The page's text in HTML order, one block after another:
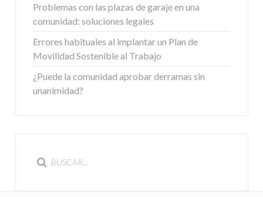
Problemas con las plazas de garaje en una
comunidad: soluciones legales
Errores habituales al implantar un Plan de
Movilidad Sostenible al Trabajo
¿Puede la comunidad aprobar derramas sin
unanimidad?